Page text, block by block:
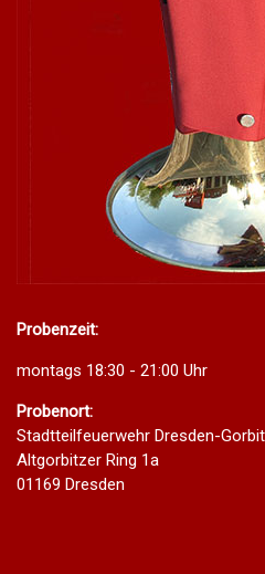
Probenzeit:
montags 18:30 - 21:00 Uhr
Probenort:
Stadtteilfeuerwehr Dresden-
Altgorbitzer Ring 1a
01169 Dresden